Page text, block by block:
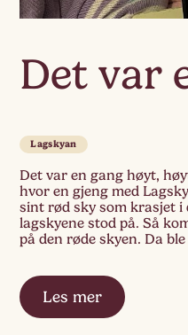
Det var
Lagskyan
Det var en gang høyt,
hvor en gjeng med
sint rød sky som krasjet i
lagskyene stod på. Så
på den røde skyen. Da
Les mer